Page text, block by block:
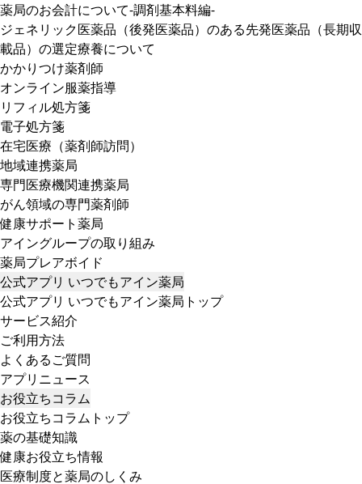
薬局のお会計について-調剤基本料編-
ジェネリック医薬品（後発医薬品）のある先発医薬品（長期収
載品）の選定療養について
かかりつけ薬剤師
オンライン服薬指導
リフィル処方箋
電子処方箋
在宅医療（薬剤師訪問）
地域連携薬局
専門医療機関連携薬局
がん領域の専門薬剤師
健康サポート薬局
アイングループの取り組み
薬局プレアボイド
公式アプリ いつでもアイン薬局
公式アプリ いつでもアイン薬局トップ
サービス紹介
ご利用方法
よくあるご質問
アプリニュース
お役立ちコラム
お役立ちコラムトップ
薬の基礎知識
健康お役立ち情報
医療制度と薬局のしくみ